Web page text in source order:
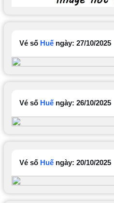
Vé số Huế ngày: 27/10/2025
Vé số Huế ngày: 26/10/2025
Vé số Huế ngày: 20/10/2025